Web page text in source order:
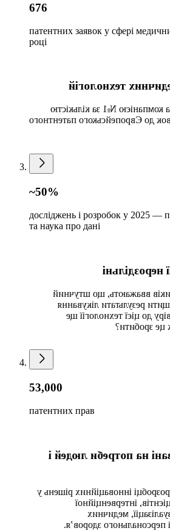
676
патентних заявок у сфері
році
Патенти у сфері
У 2024 році Philips стала
поданих патентних заявок до
~50%
досліджень і розробок у 2025 —
та наука про дані
Довіра та
79% медичних
інтелект здатний
пацієнтів. Водночас
потрібно
53,000
патентних прав
Інновації,
Ми зосереджуємося на
сферах моніторингу
медицини,
інформаційних систем і